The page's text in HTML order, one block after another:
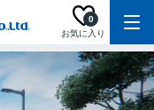
お気に入り
0